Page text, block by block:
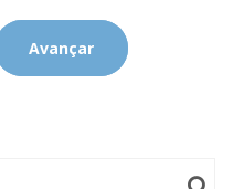
Avançar